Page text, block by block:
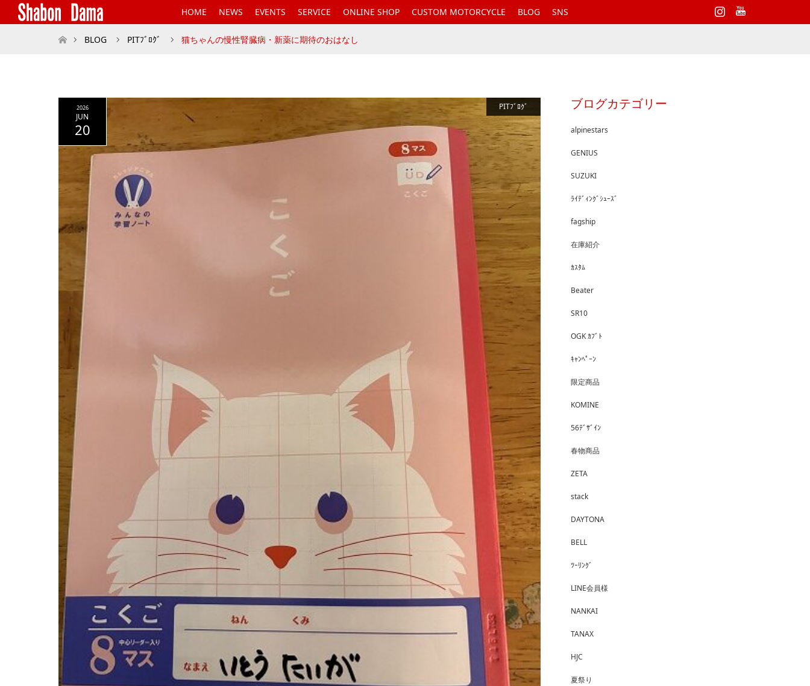
HOME NEWS EVENTS SERVICE ONLINE SHOP CUSTOM MOTORCYCLE BLOG SNS
ホームBLOG PITﾌﾞﾛｸﾞ 猫ちゃんの慢性腎臓病・新薬に期待のおはなし
2026
JUN
20
PITﾌﾞﾛｸﾞ ブログカテゴリー
alpinestars
GENIUS
SUZUKI
ﾗｲﾃﾞｨﾝｸﾞｼｭｰｽﾞ
fagship
在庫紹介
ｶｽﾀﾑ
Beater
SR10
OGK ｶﾌﾞﾄ
ｷｬﾝﾍﾟｰﾝ
限定商品
KOMINE
56ﾃﾞｻﾞｲﾝ
春物商品
ZETA
stack
DAYTONA
BELL
ﾂｰﾘﾝｸﾞ
LINE会員様
NANKAI
TANAX
HJC
夏祭り